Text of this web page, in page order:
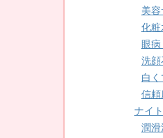
美容
化粧
眼
洗顔
白
信頼
ナイ
潤滑